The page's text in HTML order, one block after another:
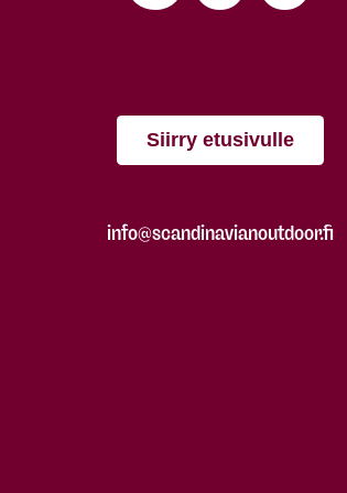
Siirry etusivulle
info@scandinavianoutdoor.fi